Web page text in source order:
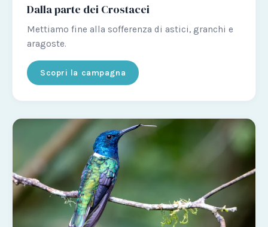
Dalla parte dei Crostacei
Mettiamo fine alla sofferenza di astici, granchi e
aragoste.
Scopri la campagna